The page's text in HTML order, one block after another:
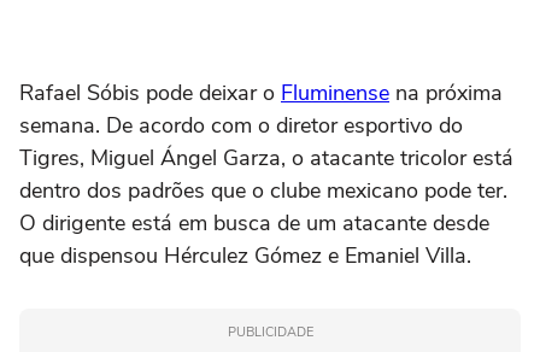
Rafael Sóbis pode deixar o Fluminense na próxima
semana. De acordo com o diretor esportivo do
Tigres, Miguel Ángel Garza, o atacante tricolor está
dentro dos padrões que o clube mexicano pode ter.
O dirigente está em busca de um atacante desde
que dispensou Hérculez Gómez e Emaniel Villa.
PUBLICIDADE